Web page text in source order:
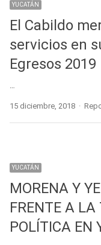
YUCATÁN
El Cabildo
servicios en
Egresos 2019
15 diciembre, 2018
YUCATÁN
MORENA Y
FRENTE A LA
POLÍTICA EN